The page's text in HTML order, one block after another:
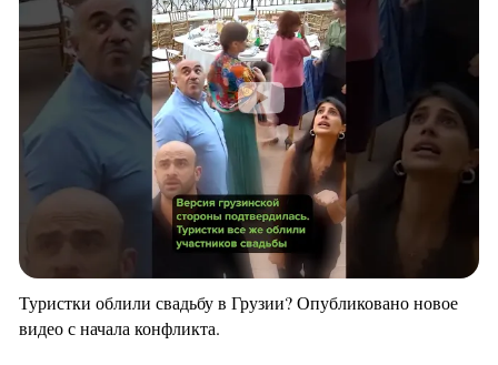
Туристки облили свадьбу в Грузии? Опубликовано новое
видео с начала конфликта.